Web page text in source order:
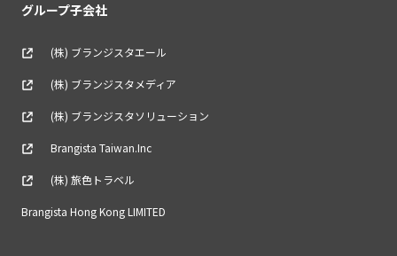
グループ子会社
(株) ブランジスタエール
(株) ブランジスタメディア
(株) ブランジスタソリューション
Brangista Taiwan.Inc
(株) 旅色トラベル
Brangista Hong Kong LIMITED